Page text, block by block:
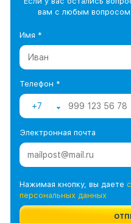
вам с любым
Имя *
Телефон *
+7
Электронная почта
Нажимая кнопку, вы даете
персональных данных